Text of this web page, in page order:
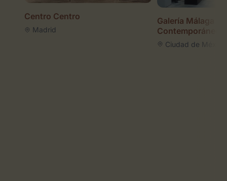
Centro Centro
Madrid
Galería Málaga
Contemporáneo
Ciudad de México